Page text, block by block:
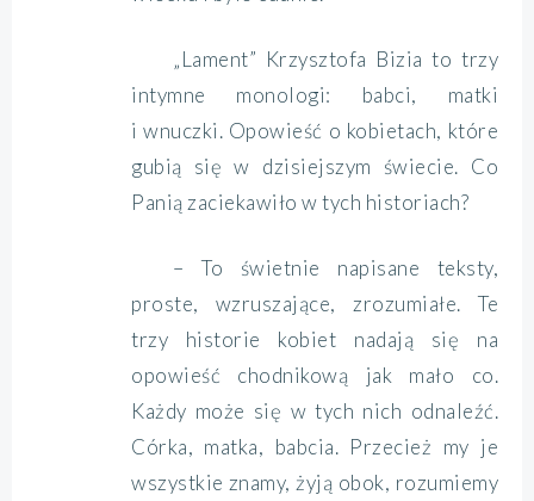
„Lament” Krzysztofa Bizia to trzy
intymne monologi: babci, matki
i wnuczki. Opowieść o kobietach, które
gubią się w dzisiejszym świecie. Co
Panią zaciekawiło w tych historiach?
– To świetnie napisane teksty,
proste, wzruszające, zrozumiałe. Te
trzy historie kobiet nadają się na
opowieść chodnikową jak mało co.
Każdy może się w tych nich odnaleźć.
Córka, matka, babcia. Przecież my je
wszystkie znamy, żyją obok, rozumiemy